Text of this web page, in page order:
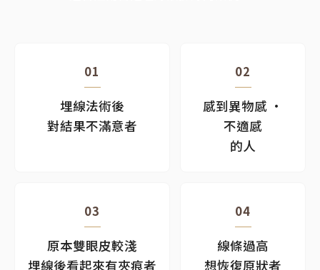
01
埋線法術後
對結果不滿意者
02
感到異物感 ·
不適感
的人
03
原本雙眼皮較淺
埋線後看起來有夾痕者
04
線條過高
想恢復原狀者